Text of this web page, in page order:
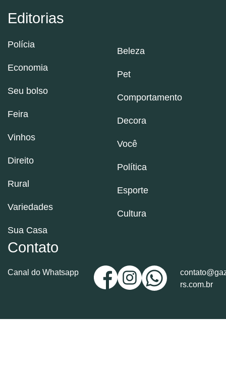
Editorias
Polícia
Economia
Seu bolso
Feira
Vinhos
Direito
Rural
Variedades
Sua Casa
Beleza
Pet
Comportamento
Decora
Você
Política
Esporte
Cultura
Contato
Canal do Whatsapp
rs.com.br